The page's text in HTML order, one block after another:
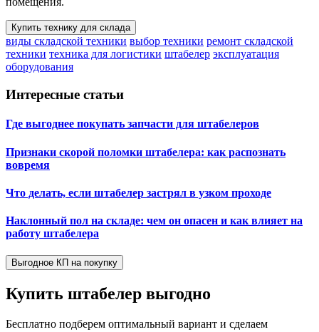
Купить технику для склада
виды складской техники выбор техники ремонт складской
техники техника для логистики штабелер эксплуатация
оборудования
Интересные статьи
Где выгоднее покупать запчасти для штабелеров
Признаки скорой поломки штабелера: как распознать
вовремя
Что делать, если штабелер застрял в узком проходе
Наклонный пол на складе: чем он опасен и как влияет на
работу штабелера
Выгодное КП на покупку
Купить штабелер выгодно
Бесплатно подберем оптимальный вариант и сделаем